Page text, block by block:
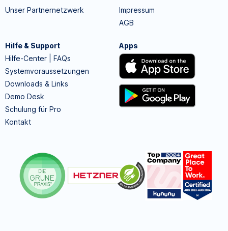
Unser Partnernetzwerk
Impressum
AGB
Hilfe & Support
Hilfe-Center | FAQs
Systemvoraussetzungen
Downloads & Links
Demo Desk
Schulung für Pro
Kontakt
Apps